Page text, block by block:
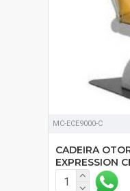
MC-ECE9000-C
CADEIRA
EXPRESSION